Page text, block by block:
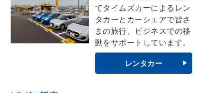
てタイムズカーによるレン
タカーとカーシェアで皆さ
まの旅行、ビジネスでの移
動をサポートしています。
レンタカー
採用サイト